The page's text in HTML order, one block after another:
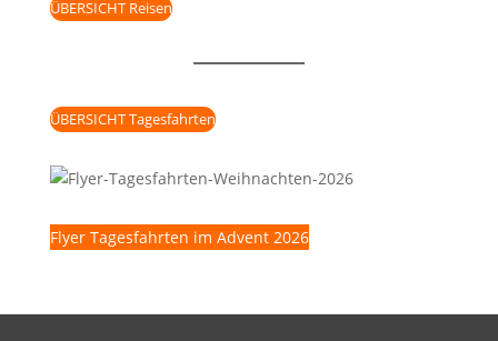
ÜBERSICHT Reisen
ÜBERSICHT Tagesfahrten
Flyer Tagesfahrten im Advent 2026